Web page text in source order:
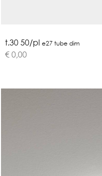
t.30 50/pl e27 tube dim
€ 0,00